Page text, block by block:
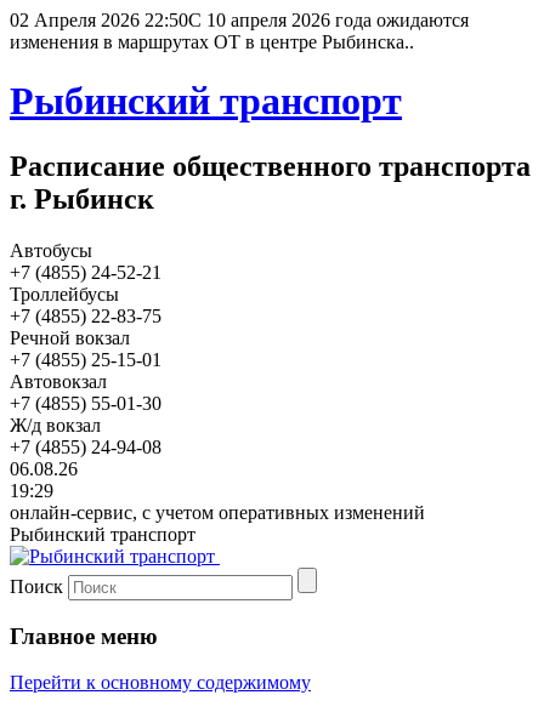
02 Апреля 2026 22:50С 10 апреля 2026 года ожидаются
изменения в маршрутах ОТ в центре Рыбинска..
Рыбинский транспорт
Расписание общественного транспорта
г. Рыбинск
Автобусы
+7 (4855) 24-52-21
Троллейбусы
+7 (4855) 22-83-75
Речной вокзал
+7 (4855) 25-15-01
Автовокзал
+7 (4855) 55-01-30
Ж/д вокзал
+7 (4855) 24-94-08
06.08.26
19:29
онлайн-сервис, с учетом оперативных изменений
Рыбинский транспорт
Поиск
Главное меню
Перейти к основному содержимому